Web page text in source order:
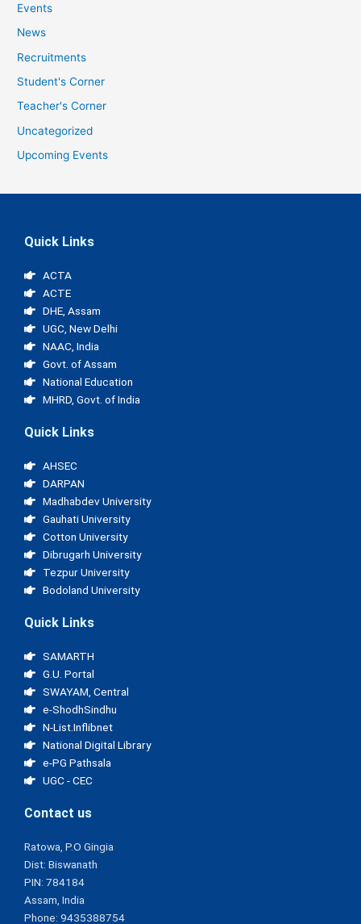
Events
News
Recruitments
Student's Corner
Teacher's Corner
Uncategorized
Upcoming Events
Quick Links
ACTA
ACTE
DHE, Assam
UGC, New Delhi
NAAC, India
Govt. of Assam
National Education
MHRD, Govt. of India
Quick Links
AHSEC
DARPAN
Madhabdev University
Gauhati University
Cotton University
Dibrugarh University
Tezpur University
Bodoland University
Quick Links
SAMARTH
G.U. Portal
SWAYAM, Central
e-ShodhSindhu
N-List.Inflibnet
National Digital Library
e-PG Pathsala
UGC - CEC
Contact us
Ratowa, P.O Gingia
Dist: Biswanath
PIN: 784184
Assam, India
Phone: 9435388754